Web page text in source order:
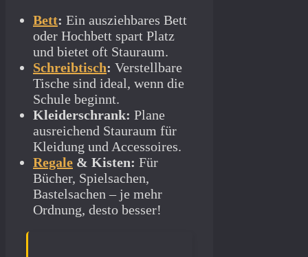
Bett: Ein ausziehbares Bett
oder Hochbett spart Platz
und bietet oft Stauraum.
Schreibtisch: Verstellbare
Tische sind ideal, wenn die
Schule beginnt.
Kleiderschrank: Plane
ausreichend Stauraum für
Kleidung und Accessoires.
Regale & Kisten: Für
Bücher, Spielsachen,
Bastelsachen – je mehr
Ordnung, desto besser!